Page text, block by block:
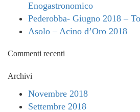
Enogastronomico
Pederobba- Giugno 2018 –
Asolo – Acino d’Oro 2018
Commenti recenti
Archivi
Novembre 2018
Settembre 2018